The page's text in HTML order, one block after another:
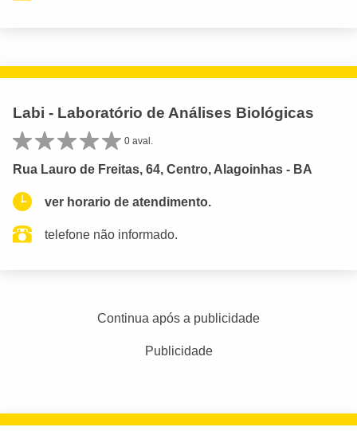
Labi - Laboratório de Análises Biológicas
0 aval.
Rua Lauro de Freitas, 64, Centro, Alagoinhas - BA
ver horario de atendimento.
telefone não informado.
Continua após a publicidade
Publicidade